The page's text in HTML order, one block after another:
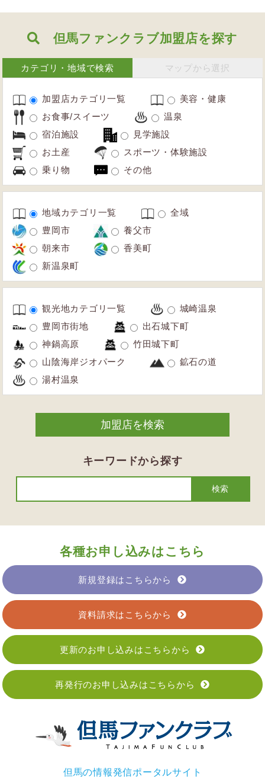
但馬ファンクラブ加盟店を探す
カテゴリ・地域で検索 マップから選択
加盟店カテゴリ一覧
美容・健康
お食事/スイーツ
温泉
宿泊施設
見学施設
お土産
スポーツ・体験施設
乗り物
その他
地域カテゴリ一覧
全域
豊岡市
養父市
朝来市
香美町
新温泉町
観光地カテゴリ一覧
城崎温泉
豊岡市街地
出石城下町
神鍋高原
竹田城下町
山陰海岸ジオパーク
鉱石の道
湯村温泉
キーワードから探す
各種お申し込みはこちら
新規登録はこちらから
資料請求はこちらから
更新のお申し込みはこちらから
再発行のお申し込みはこちらから
但馬の情報発信ポータルサイト